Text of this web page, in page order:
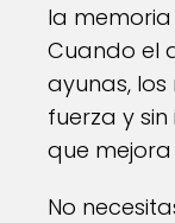
la
Cuando el
ayunas,
fuerza y
que
No